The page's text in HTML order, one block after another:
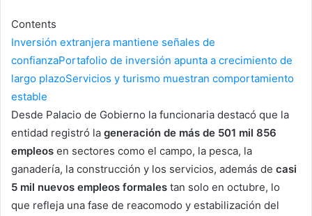
Contents
Inversión extranjera mantiene señales de
confianzaPortafolio de inversión apunta a crecimiento de
largo plazoServicios y turismo muestran comportamiento
estable
Desde Palacio de Gobierno la funcionaria destacó que la
entidad registró la generación de más de 501 mil 856
empleos en sectores como el campo, la pesca, la
ganadería, la construcción y los servicios, además de casi
5 mil nuevos empleos formales tan solo en octubre, lo
que refleja una fase de reacomodo y estabilización del